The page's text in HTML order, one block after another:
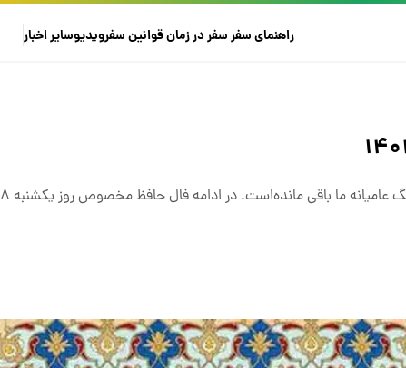
راهنمای سفرسفر در زمانقوانین سفرویدیوسایراخبار